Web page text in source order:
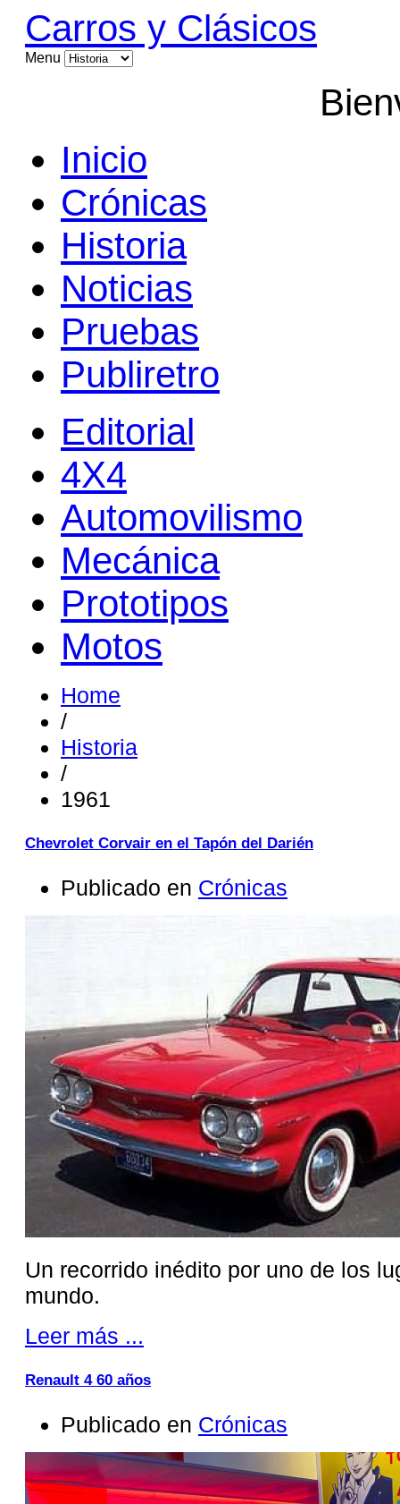
Carros y Clásicos
Menu
Inicio
Crónicas
Historia
Noticias
Pruebas
Publiretro
Editorial
4X4
Automovilismo
Mecánica
Prototipos
Motos
Home
/
Historia
/
1961
Chevrolet Corvair en el Tapón del Darién
Publicado en Crónicas
Un recorrido inédito por uno de los
mundo.
Leer más ...
Renault 4 60 años
Publicado en Crónicas